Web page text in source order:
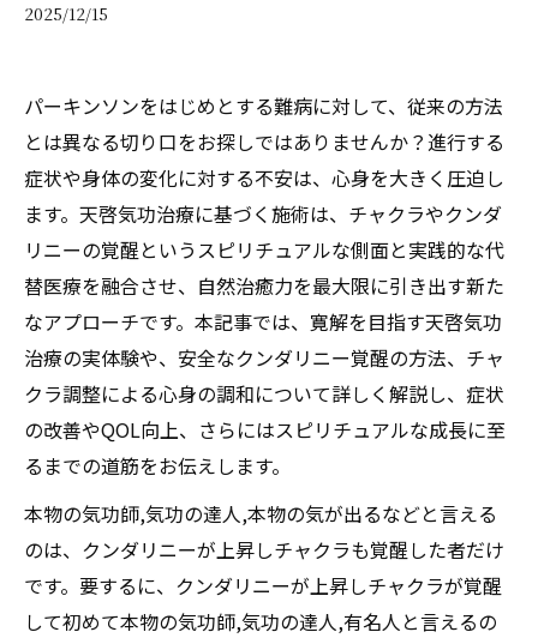
2025/12/15
パーキンソンをはじめとする難病に対して、従来の方法
とは異なる切り口をお探しではありませんか？進行する
症状や身体の変化に対する不安は、心身を大きく圧迫し
ます。天啓気功治療に基づく施術は、チャクラやクンダ
リニーの覚醒というスピリチュアルな側面と実践的な代
替医療を融合させ、自然治癒力を最大限に引き出す新た
なアプローチです。本記事では、寛解を目指す天啓気功
治療の実体験や、安全なクンダリニー覚醒の方法、チャ
クラ調整による心身の調和について詳しく解説し、症状
の改善やQOL向上、さらにはスピリチュアルな成長に至
るまでの道筋をお伝えします。
本物の気功師,気功の達人,本物の気が出るなどと言える
のは、クンダリニーが上昇しチャクラも覚醒した者だけ
です。要するに、クンダリニーが上昇しチャクラが覚醒
して初めて本物の気功師,気功の達人,有名人と言えるの